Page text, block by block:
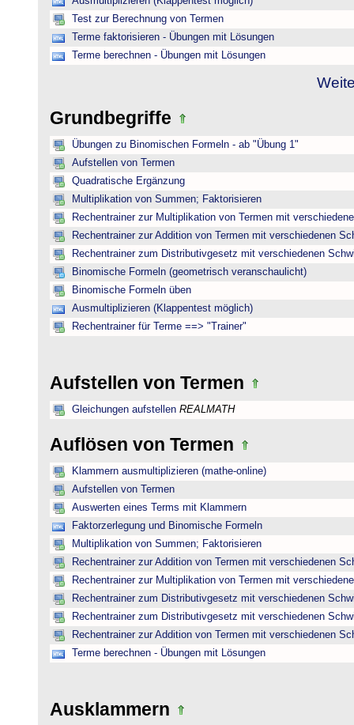
Test zur Berechnung von Termen
Terme faktorisieren - Übungen mit Lösungen
Terme berechnen - Übungen mit Lösungen
Grundbegriffe
Übungen zu Binomischen Formeln - ab "Übung 1"
Aufstellen von Termen
Quadratische Ergänzung
Multiplikation von Summen; Faktorisieren
Rechentrainer zur Multiplikation von Termen mit
Rechentrainer zur Addition von Termen mit verschiedenen
Rechentrainer zum Distributivgesetz mit verschiedenen
Binomische Formeln (geometrisch veranschaulicht)
Binomische Formeln üben
Ausmultiplizieren (Klappentest möglich)
Rechentrainer für Terme ==> "Trainer"
Aufstellen von Termen
Gleichungen aufstellen REALMATH
Auflösen von Termen
Klammern ausmultiplizieren (mathe-online)
Aufstellen von Termen
Auswerten eines Terms mit Klammern
Faktorzerlegung und Binomische Formeln
Multiplikation von Summen; Faktorisieren
Rechentrainer zur Addition von Termen mit verschiedenen
Rechentrainer zur Multiplikation von Termen mit
Rechentrainer zum Distributivgesetz mit verschiedenen
Rechentrainer zum Distributivgesetz mit verschiedenen
Rechentrainer zur Addition von Termen mit verschiedenen
Terme berechnen - Übungen mit Lösungen
Ausklammern